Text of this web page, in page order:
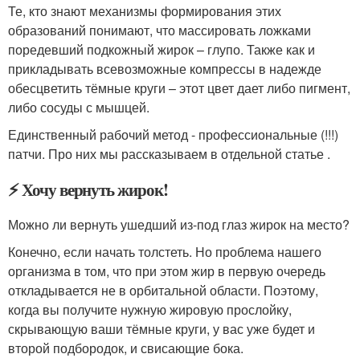
Те, кто знают механизмы формирования этих
образований понимают, что массировать ложками
поредевший подкожный жирок – глупо. Также как и
прикладывать всевозможные компрессы в надежде
обесцветить тёмные круги – этот цвет дает либо пигмент,
либо сосуды с мышцей.
Единственный рабочий метод - профессиональные (!!!)
патчи. Про них мы рассказываем в отдельной статье .
⚡ Хочу вернуть жирок!
Можно ли вернуть ушедший из-под глаз жирок на место?
Конечно, если начать толстеть. Но проблема нашего
организма в том, что при этом жир в первую очередь
откладывается не в орбитальной области. Поэтому,
когда вы получите нужную жировую прослойку,
скрывающую ваши тёмные круги, у вас уже будет и
второй подбородок, и свисающие бока.